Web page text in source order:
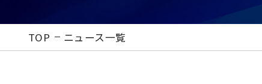
TOP ニュース一覧